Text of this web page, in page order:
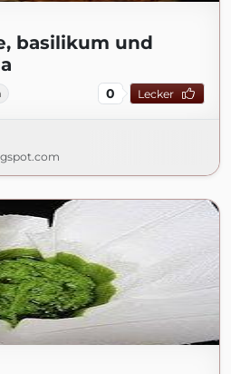
basilikum und
0 Lecker